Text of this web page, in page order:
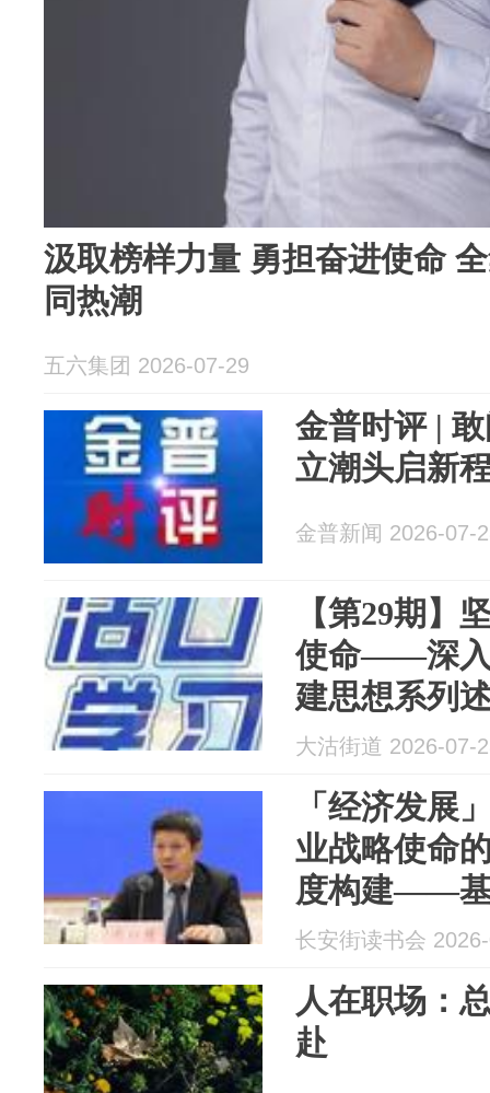
汲取榜样力量 勇担奋进使命
同热潮
五六集团 2026-07-29
金普时评 |
立潮头启新
金普新闻 2026-07-
【第29期】
使命——深入
建思想系列
大沽街道 2026-07-
「经济发展
业战略使命
度构建——基
中央企业使
长安街读书会
人在职场：
赴